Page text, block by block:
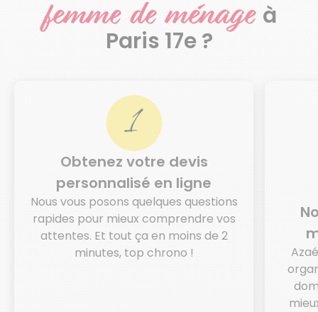
femme de ménage à
Paris 17e ?
Obtenez votre devis
personnalisé en ligne
Nous vous posons quelques questions
rapides pour mieux comprendre vos
attentes. Et tout ça en moins de 2
minutes, top chrono !